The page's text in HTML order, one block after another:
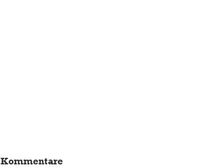
Kommentare